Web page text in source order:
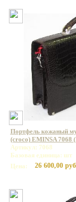
Портфель кожаный
(croco) EMINSA 7068
Артикул: 7068
Базовая единица: шт
Цена:
26 600,00